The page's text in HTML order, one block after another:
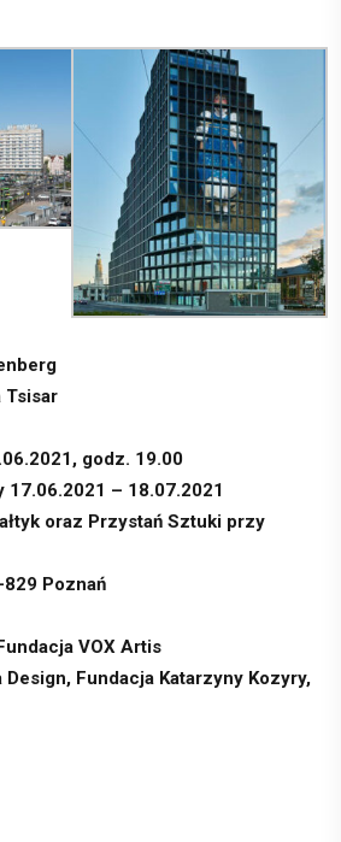
Tsisar
godz. 19.00
17.06.2021 – 18.07.2021
oraz Przystań Sztuki przy
829 Poznań
VOX Artis
Fundacja Katarzyny Kozyry,